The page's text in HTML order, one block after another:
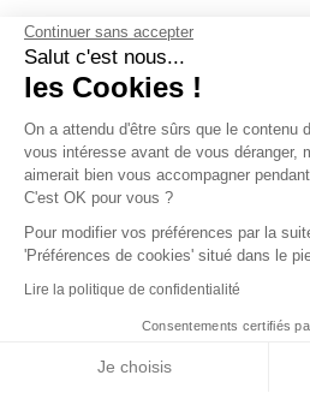
CONTACT
04 42 20 78 42
Du lundi au jeudi de 8h30 à 16h30 & le
vendredi de 8h30 à 15h30
Continuer sans accepter
Salut c'est nous...
les Cookies !
On a attendu d'être sûrs que le contenu
vous intéresse avant de vous déranger,
aimerait bien vous accompagner
C'est OK pour vous ?
Pour modifier vos préférences par la
'Préférences de cookies' situé dans le
Lire la politique de confidentialité
Consentements certifiés
Je choisis